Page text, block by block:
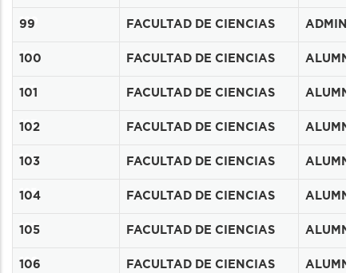
100
99 FACULTAD DE CIENCIAS
101
100 FACULTAD DE CIENCIAS
102
101 FACULTAD DE CIENCIAS
103
102 FACULTAD DE CIENCIAS
104
103 FACULTAD DE CIENCIAS
105
104 FACULTAD DE CIENCIAS
106
105 FACULTAD DE CIENCIAS
106
106 FACULTAD DE CIENCIAS